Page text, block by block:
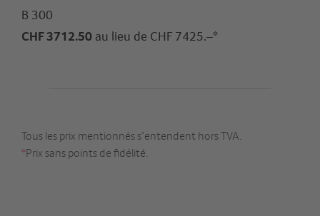
B 300
CHF 3712.50 au lieu de CHF 7425.–*
Tous les prix mentionnés s’entendent hors TVA.
*Prix sans points de fidélité.